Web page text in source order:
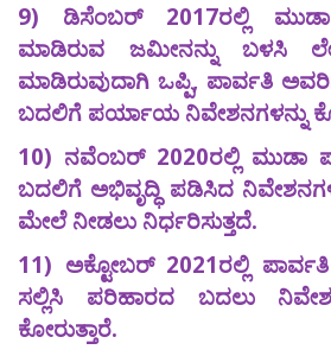
9) ಡಿಸೆಂಬರ್ 2017ರಲ್ಲಿ
ಮಾಡಿರುವ ಜಮೀನನ್ನು ಬಳಸಿ
ಮಾಡಿರುವುದಾಗಿ ಒಪ್ಪಿ, ಪಾರ್ವತಿ
ಬದಲಿಗೆ ಪರ್ಯಾಯ ನಿವೇಶನಗಳನ್ನು
10) ನವೆಂಬರ್ 2020ರಲ್ಲಿ
ಬದಲಿಗೆ ಅಭಿವೃದ್ಧಿ ಪಡಿಸಿದ
ಮೇಲೆ ನೀಡಲು ನಿರ್ಧರಿಸುತ್ತದೆ.
11) ಅಕ್ಟೋಬರ್ 2021ರಲ್ಲಿ
ಸಲ್ಲಿಸಿ ಪರಿಹಾರದ ಬದಲು
ಕೋರುತ್ತಾರೆ.